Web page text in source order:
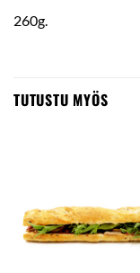
260g.
TUTUSTU MYÖS